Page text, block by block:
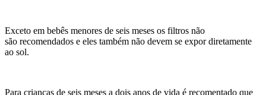
Exceto em bebês menores de seis meses os filtros não
são recomendados e eles também não devem se expor diretamente
ao sol.
Para crianças de seis meses a dois anos de vida é recomentado que